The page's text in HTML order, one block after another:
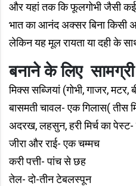
और यहां तक ​​कि फूलगोभी जैसी
भात का आनंद अक्सर बिना किसी
लेकिन यह मूल रायता या दही के
बनाने के लिए सामग्री
मिक्स सब्जियां (गोभी, गाजर, मटर,
बासमती चावल- एक गिलास( तीस
अदरख, लहसुन, हरी मिर्च का
जीरा और राई- एक चम्मच
करी पत्ती- पांच से छह
तेल- दो-तीन टेबलस्पून